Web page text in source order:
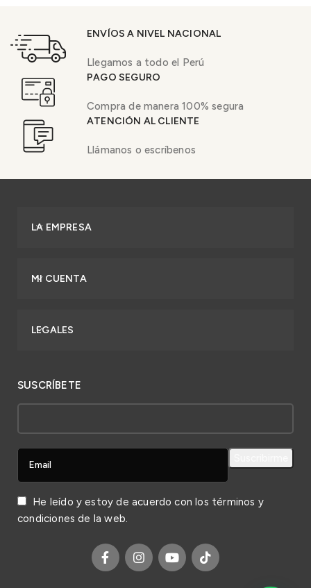
ENVÍOS A NIVEL NACIONAL
Llegamos a todo el Perú
PAGO SEGURO
Compra de manera 100% segura
ATENCIÓN AL CLIENTE
Llámanos o escríbenos
LA EMPRESA
MI CUENTA
LEGALES
SUSCRÍBETE
He leído y estoy de acuerdo con los términos y
condiciones de la web.